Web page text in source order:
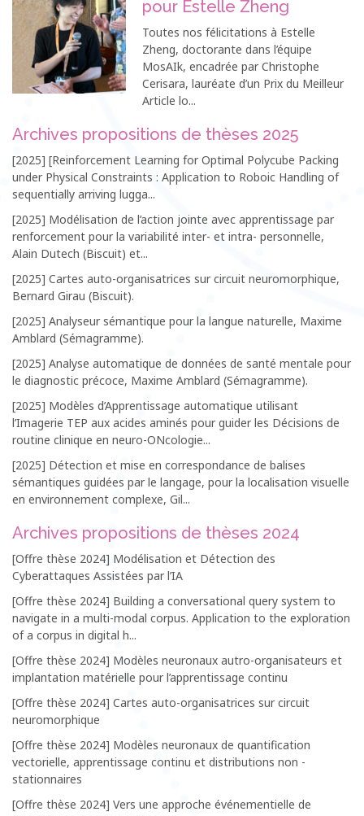
pour Estelle Zheng
Toutes nos félicitations à Estelle
Zheng, doctorante dans l’équipe
MosAIk, encadrée par Christophe
Cerisara, lauréate d’un Prix du Meilleur
Article lo...
Archives propositions de thèses 2025
[2025] [Reinforcement Learning for Optimal Polycube Packing
under Physical Constraints : Application to Roboic Handling of
sequentially arriving lugga...
[2025] Modélisation de l’action jointe avec apprentissage par
renforcement pour la variabilité inter- et intra- personnelle,
Alain Dutech (Biscuit) et...
[2025] Cartes auto-organisatrices sur circuit neuromorphique,
Bernard Girau (Biscuit).
[2025] Analyseur sémantique pour la langue naturelle, Maxime
Amblard (Sémagramme).
[2025] Analyse automatique de données de santé mentale pour
le diagnostic précoce, Maxime Amblard (Sémagramme).
[2025] Modèles d’Apprentissage automatique utilisant
l’Imagerie TEP aux acides aminés pour guider les Décisions de
routine clinique en neuro-ONcologie...
[2025] Détection et mise en correspondance de balises
sémantiques guidées par le langage, pour la localisation visuelle
en environnement complexe, Gil...
Archives propositions de thèses 2024
[Offre thèse 2024] Modélisation et Détection des
Cyberattaques Assistées par l’IA
[Offre thèse 2024] Building a conversational query system to
navigate in a multi-modal corpus. Application to the exploration
of a corpus in digital h...
[Offre thèse 2024] Modèles neuronaux autro-organisateurs et
implantation matérielle pour l’apprentissage continu
[Offre thèse 2024] Cartes auto-organisatrices sur circuit
neuromorphique
[Offre thèse 2024] Modèles neuronaux de quantification
vectorielle, apprentissage continu et distributions non -
stationnaires
[Offre thèse 2024] Vers une approche événementielle de